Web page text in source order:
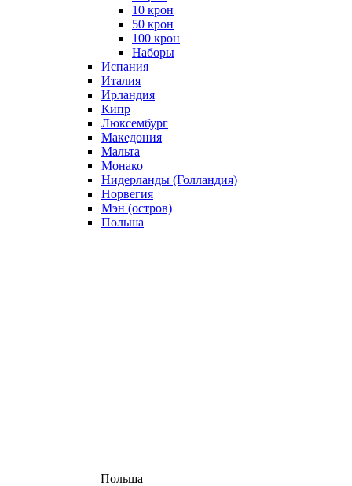
10 крон
50 крон
100 крон
Наборы
Испания
Италия
Ирландия
Кипр
Люксембург
Македония
Мальта
Монако
Нидерланды (Голландия)
Норвегия
Мэн (остров)
Польша
Польша